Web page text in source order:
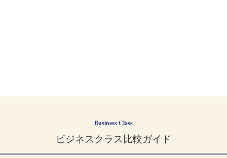
Business Class
ビジネスクラス比較ガイド